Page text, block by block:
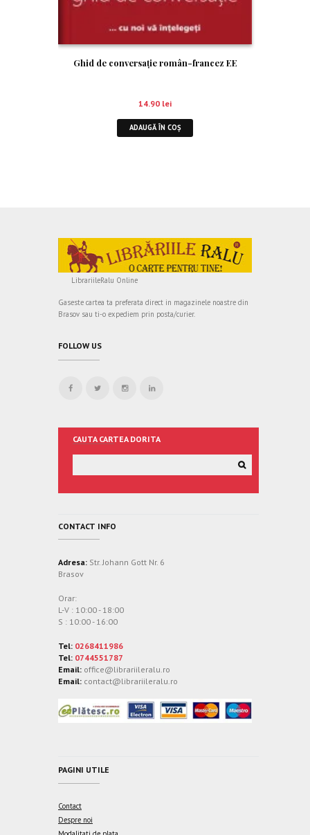
Ghid de conversaţie român-francez EE
14.90 lei
ADAUGĂ ÎN COȘ
LibrariileRalu Online
Gaseste cartea ta preferata direct in magazinele noastre din
Brasov sau ti-o expediem prin posta/curier.
FOLLOW US
CAUTA CARTEA DORITA
CONTACT INFO
Adresa: Str. Johann Gott Nr. 6
Brasov
Orar:
L-V : 10:00 - 18:00
S : 10:00 - 16:00
Tel: 0268411986
Tel: 0744551787
Email: office@librariileralu.ro
Email: contact@librariileralu.ro
PAGINI UTILE
Contact
Despre noi